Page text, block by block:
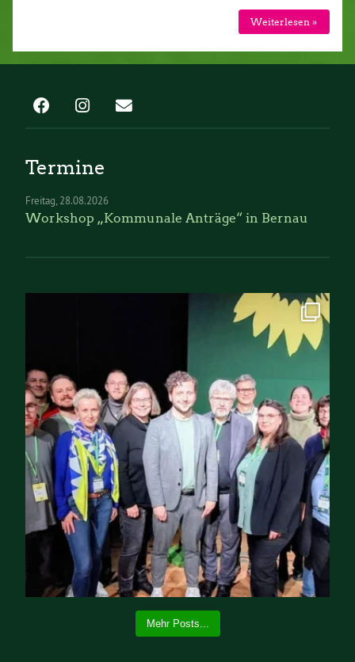
Weiterlesen »
Termine
Freitag 28.08.2026
Workshop „Kommunale Anträge“ in Bernau
Mehr Posts...